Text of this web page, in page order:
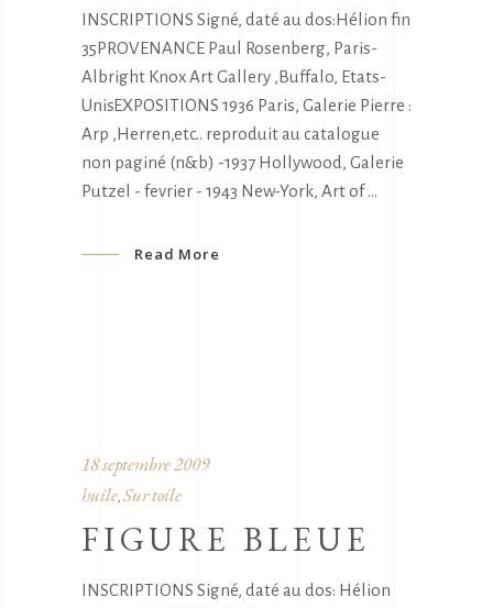
INSCRIPTIONS Signé, daté au dos:Hélion fin
35PROVENANCE Paul Rosenberg, Paris-
Albright Knox Art Gallery ,Buffalo, Etats-
UnisEXPOSITIONS 1936 Paris, Galerie Pierre :
Arp ,Herren,etc.. reproduit au catalogue
non paginé (n&b) -1937 Hollywood, Galerie
Putzel - fevrier - 1943 New-York, Art of
Read More
18 septembre 2009
huile, Sur toile
FIGURE BLEUE
INSCRIPTIONS Signé, daté au dos: Hélion